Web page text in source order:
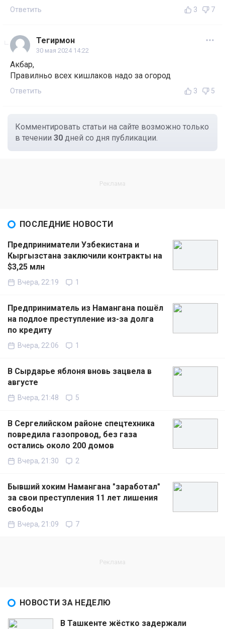
Ответить 3 7
Тегирмон
30 мая 2024 14:22
Акбар,
Правилньо всех кишлаков надо за огород
Ответить 3 5
Комментировать статьи на сайте возможно только
в течении 30 дней со дня публикации.
ПОСЛЕДНИЕ НОВОСТИ
Предприниматели Узбекистана и
Кыргызстана заключили контракты на
$3,25 млн
Вчера, 22:19 1
Предприниматель из Намангана пошёл
на подлое преступление из-за долга
по кредиту
Вчера, 22:06 1
В Сырдарье яблоня вновь зацвела в
августе
Вчера, 21:48 5
В Сергелийском районе спецтехника
повредила газопровод, без газа
остались около 200 домов
Вчера, 21:30 2
Бывший хоким Намангана "заработал"
за свои преступления 11 лет лишения
свободы
Вчера, 21:09 7
НОВОСТИ ЗА НЕДЕЛЮ
В Ташкенте жёстко задержали